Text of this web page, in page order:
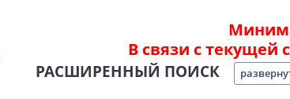
В связи с текущей
РАСШИРЕННЫЙ ПОИСК